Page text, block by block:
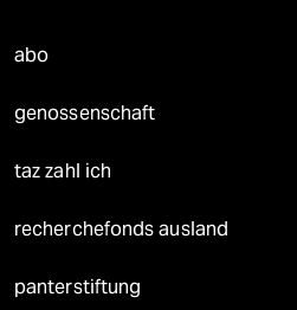
abo
genossenschaft
taz zahl ich
recherchefonds ausland
panterstiftung